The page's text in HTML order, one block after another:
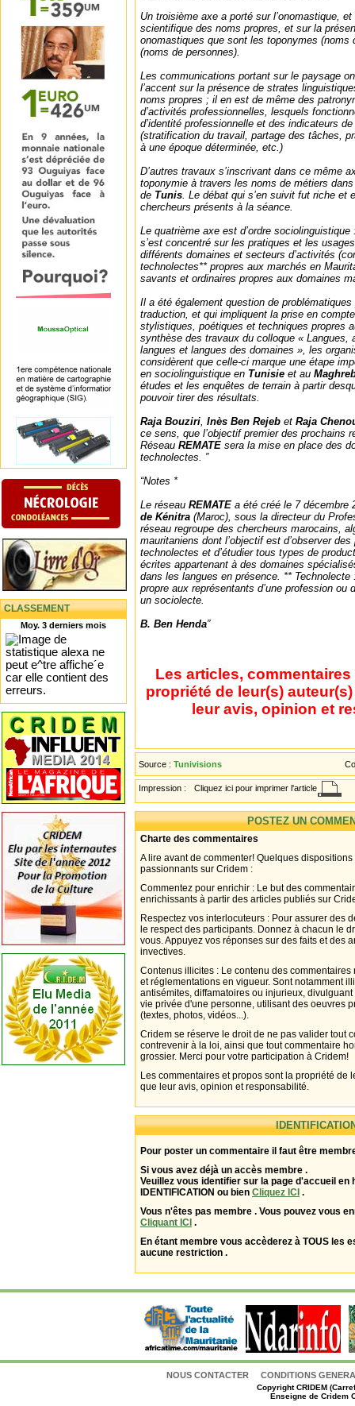
CLASSEMENT
Moy. 3 derniers mois
Un troisième axe a porté sur l’onomastique,
scientifique des noms propres, et sur la
onomastiques que sont les toponymes (noms
(noms de personnes).
Les communications portant sur le paysage
l’accent sur la présence de strates
noms propres ; il en est de même des
d’activités professionnelles, lesquels
d’identité professionnelle et des indicateurs
(stratification du travail, partage des tâches,
à une époque déterminée, etc.)
D’autres travaux s’inscrivant dans ce même
toponymie à travers les noms de métiers
de Tunis. Le débat qui s’en suivit fut riche et
chercheurs présents à la séance.
Le quatrième axe est d’ordre
s’est concentré sur les pratiques et les
différents domaines et secteurs d’activités
technolectes** propres aux marchés en
savants et ordinaires propres aux domaines
Il a été également question de
traduction, et qui impliquent la prise en
stylistiques, poétiques et techniques propres
synthèse des travaux du colloque « Langues,
langues et langues des domaines », les
considèrent que celle-ci marque une étape
en sociolinguistique en Tunisie et au
études et les enquêtes de terrain à partir
pouvoir tirer des résultats.
Raja Bouziri, Inès Ben Rejeb et Raja
ce sens, que l’objectif premier des prochains
Réseau REMATE sera la mise en place des
technolectes. ”
“Notes *
Le réseau REMATE a été créé le 7 décembre
de Kénitra (Maroc), sous la directeur du
réseau regroupe des chercheurs marocains,
mauritaniens dont l’objectif est d’observer
technolectes et d’étudier tous types de
écrites appartenant à des domaines
dans les langues en présence. **
propre aux représentants d’une profession ou
un sociolecte.
B. Ben Henda”
Les articles,
propriété de leur(s)
leur avis, opinion et
Source : Tunivisions
Impression : Cliquez ici pour imprimer l'article
POSTEZ UN
Charte des commentaires
A lire avant de commenter! Quelques
passionnants sur Cridem :
Commentez pour enrichir : Le but des
enrichissants à partir des articles publiés sur
Respectez vos interlocuteurs : Pour assurer des
le respect des participants. Donnez à chacun le
vous. Appuyez vos réponses sur des faits et des
invectives.
Contenus illicites : Le contenu des
et réglementations en vigueur. Sont notamment
antisémites, diffamatoires ou injurieux,
vie privée d'une personne, utilisant des oeuvres
(textes, photos, vidéos...).
Cridem se réserve le droit de ne pas valider tout
contrevenir à la loi, ainsi que tout commentaire
grossier. Merci pour votre participation à Cridem!
Les commentaires et propos sont la propriété de
que leur avis, opinion et responsabilité.
Pour poster un commentaire il faut être
Si vous avez déjà un accès membre .
Veuillez vous identifier sur la page d'accueil en
IDENTIFICATION ou bien Cliquez ICI .
Vous n'êtes pas membre . Vous pouvez vous
Cliquant ICI .
En étant membre vous accèderez à TOUS les
aucune restriction .
NOUS CONTACTER CONDITIONS
CopyrightCRIDEM
Enseigne de Cridem